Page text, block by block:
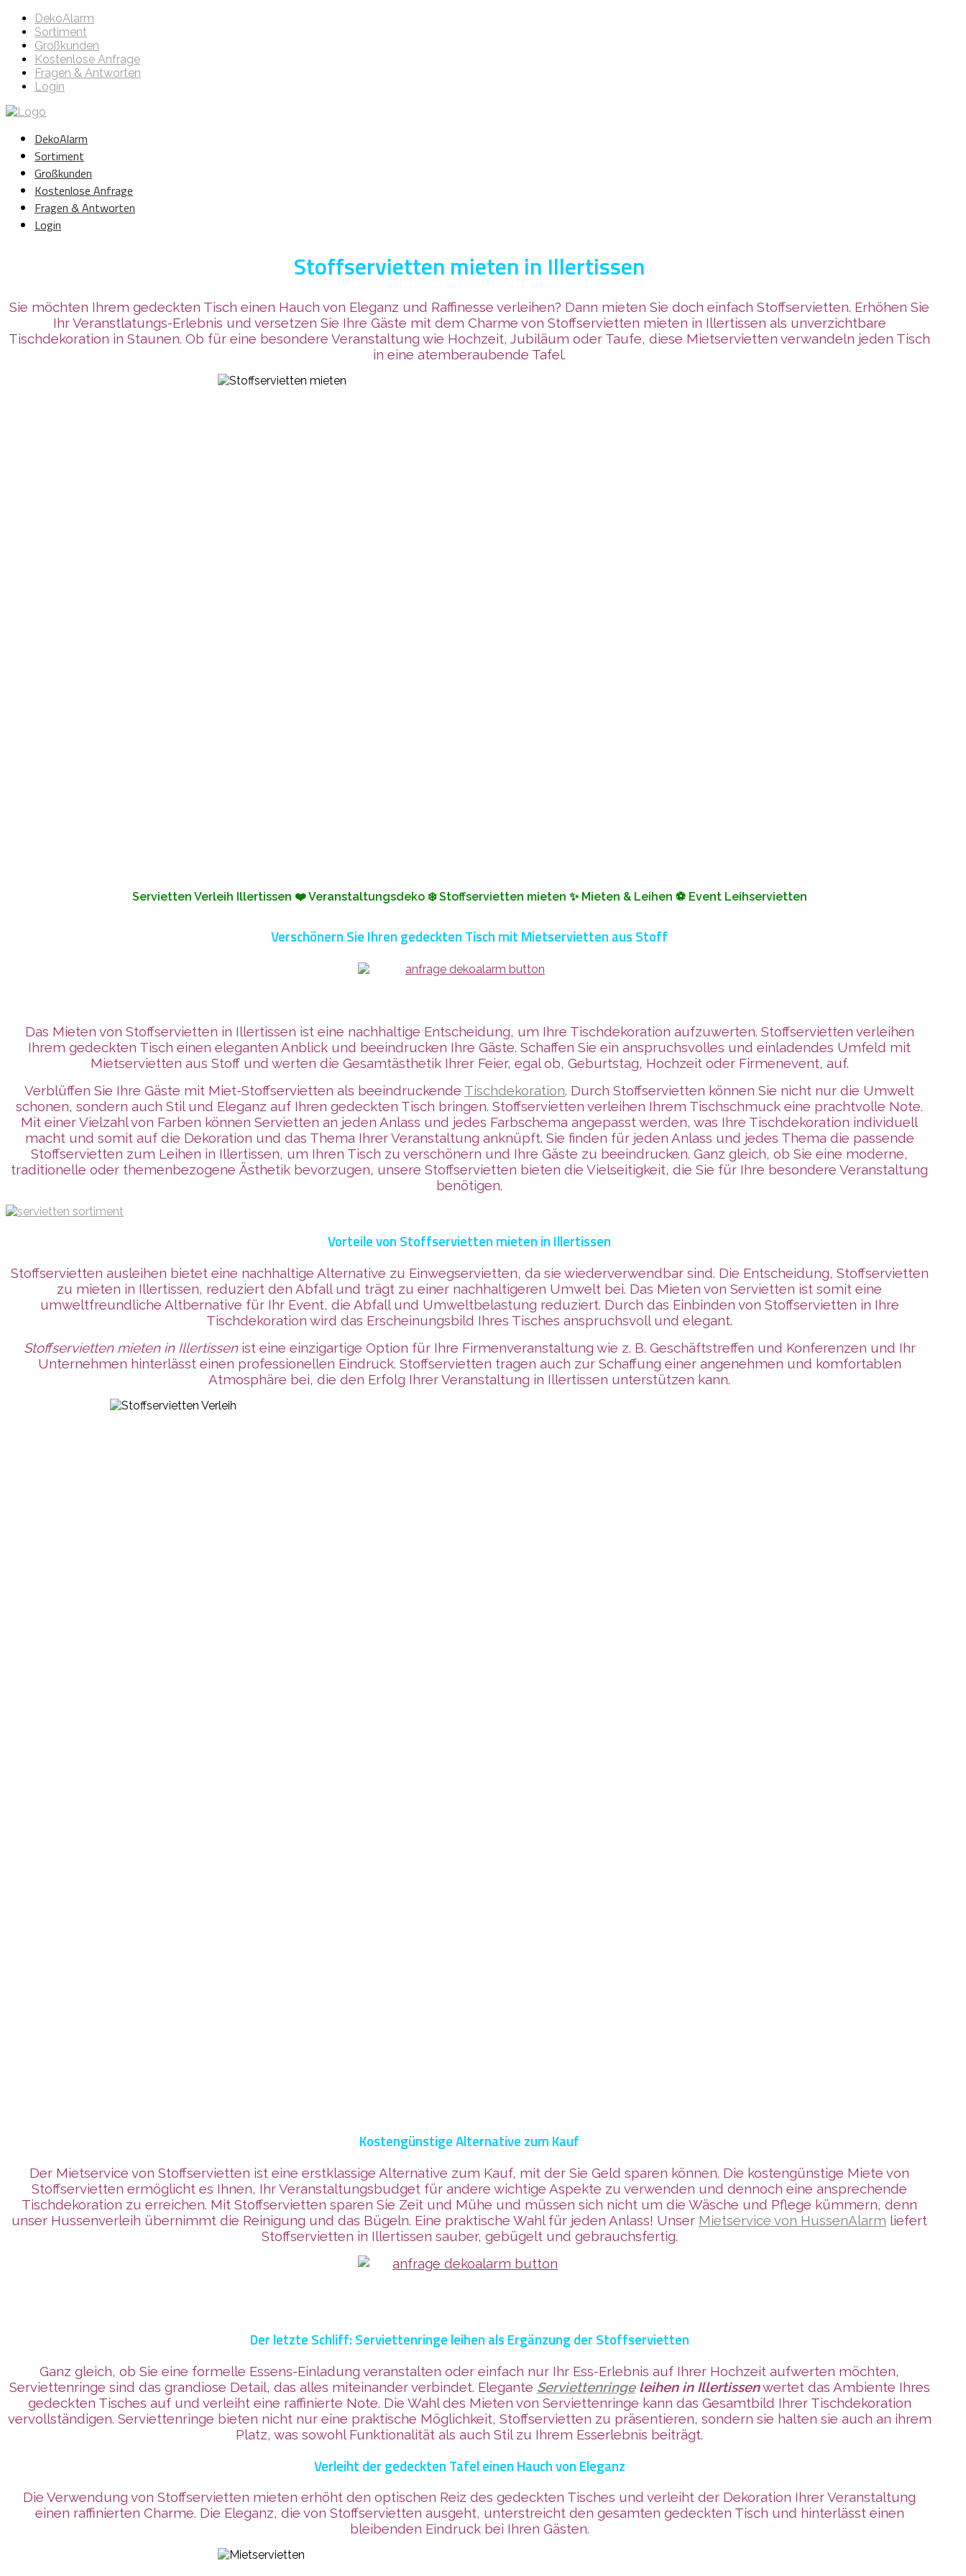
DekoAlarm
Sortiment
Großkunden
Kostenlose Anfrage
Fragen & Antworten
Login
DekoAlarm
Sortiment
Großkunden
Kostenlose Anfrage
Fragen & Antworten
Login
Stoffservietten mieten in Illertissen
Sie möchten Ihrem gedeckten Tisch einen Hauch von Eleganz und Raffinesse verleihen? Dann mieten Sie doch einfach Stoffservietten. Erhöhen Sie
Ihr Veranstlatungs-Erlebnis und versetzen Sie Ihre Gäste mit dem Charme von Stoffservietten mieten in Illertissen als unverzichtbare
Tischdekoration in Staunen. Ob für eine besondere Veranstaltung wie Hochzeit, Jubiläum oder Taufe, diese Mietservietten verwandeln jeden Tisch
in eine atemberaubende Tafel.
Servietten Verleih Illertissen ❤️ Veranstaltungsdeko ❄️ Stoffservietten mieten ✨ Mieten & Leihen ⚽ Event Leihservietten
Verschönern Sie Ihren gedeckten Tisch mit Mietservietten aus Stoff
Das Mieten von Stoffservietten in Illertissen ist eine nachhaltige Entscheidung, um Ihre Tischdekoration aufzuwerten. Stoffservietten verleihen
Ihrem gedeckten Tisch einen eleganten Anblick und beeindrucken Ihre Gäste. Schaffen Sie ein anspruchsvolles und einladendes Umfeld mit
Mietservietten aus Stoff und werten die Gesamtästhetik Ihrer Feier, egal ob, Geburtstag, Hochzeit oder Firmenevent, auf.
Verblüffen Sie Ihre Gäste mit Miet-Stoffservietten als beeindruckende Tischdekoration. Durch Stoffservietten können Sie nicht nur die Umwelt
schonen, sondern auch Stil und Eleganz auf Ihren gedeckten Tisch bringen. Stoffservietten verleihen Ihrem Tischschmuck eine prachtvolle Note.
Mit einer Vielzahl von Farben können Servietten an jeden Anlass und jedes Farbschema angepasst werden, was Ihre Tischdekoration individuell
macht und somit auf die Dekoration und das Thema Ihrer Veranstaltung anknüpft. Sie finden für jeden Anlass und jedes Thema die passende
Stoffservietten zum Leihen in Illertissen, um Ihren Tisch zu verschönern und Ihre Gäste zu beeindrucken. Ganz gleich, ob Sie eine moderne,
traditionelle oder themenbezogene Ästhetik bevorzugen, unsere Stoffservietten bieten die Vielseitigkeit, die Sie für Ihre besondere Veranstaltung
benötigen.
Vorteile von Stoffservietten mieten in Illertissen
Stoffservietten ausleihen bietet eine nachhaltige Alternative zu Einwegservietten, da sie wiederverwendbar sind. Die Entscheidung, Stoffservietten
zu mieten in Illertissen, reduziert den Abfall und trägt zu einer nachhaltigeren Umwelt bei. Das Mieten von Servietten ist somit eine
umweltfreundliche Altbernative für Ihr Event, die Abfall und Umweltbelastung reduziert. Durch das Einbinden von Stoffservietten in Ihre
Tischdekoration wird das Erscheinungsbild Ihres Tisches anspruchsvoll und elegant.
Stoffservietten mieten in Illertissenist eine einzigartige Option für Ihre Firmenveranstaltung wie z. B. Geschäftstreffen und Konferenzen und Ihr
Unternehmen hinterlässt einen professionellen Eindruck. Stoffservietten tragen auch zur Schaffung einer angenehmen und komfortablen
Atmosphäre bei, die den Erfolg Ihrer Veranstaltung in Illertissen unterstützen kann.
Kostengünstige Alternative zum Kauf
Der Mietservice von Stoffservietten ist eine erstklassige Alternative zum Kauf, mit der Sie Geld sparen können. Die kostengünstige Miete von
Stoffservietten ermöglicht es Ihnen, Ihr Veranstaltungsbudget für andere wichtige Aspekte zu verwenden und dennoch eine ansprechende
Tischdekoration zu erreichen. Mit Stoffservietten sparen Sie Zeit und Mühe und müssen sich nicht um die Wäsche und Pflege kümmern, denn
unser Hussenverleih übernimmt die Reinigung und das Bügeln. Eine praktische Wahl für jeden Anlass! Unser Mietservice von HussenAlarm liefert
Stoffservietten in Illertissen sauber, gebügelt und gebrauchsfertig.
Der letzte Schliff: Serviettenringe leihen als Ergänzung der Stoffservietten
Ganz gleich, ob Sie eine formelle Essens-Einladung veranstalten oder einfach nur Ihr Ess-Erlebnis auf Ihrer Hochzeit aufwerten möchten,
Serviettenringe sind das grandiose Detail, das alles miteinander verbindet. Elegante Serviettenringeleihen in Illertissenwertet das Ambiente Ihres
gedeckten Tisches auf und verleiht eine raffinierte Note. Die Wahl des Mieten von Serviettenringe kann das Gesamtbild Ihrer Tischdekoration
vervollständigen. Serviettenringe bieten nicht nur eine praktische Möglichkeit, Stoffservietten zu präsentieren, sondern sie halten sie auch an ihrem
Platz, was sowohl Funktionalität als auch Stil zu Ihrem Esserlebnis beiträgt.
Verleiht der gedeckten Tafel einen Hauch von Eleganz
Die Verwendung von Stoffservietten mieten erhöht den optischen Reiz des gedeckten Tisches und verleiht der Dekoration Ihrer Veranstaltung
einen raffinierten Charme. Die Eleganz, die von Stoffservietten ausgeht, unterstreicht den gesamten gedeckten Tisch und hinterlässt einen
bleibenden Eindruck bei Ihren Gästen.